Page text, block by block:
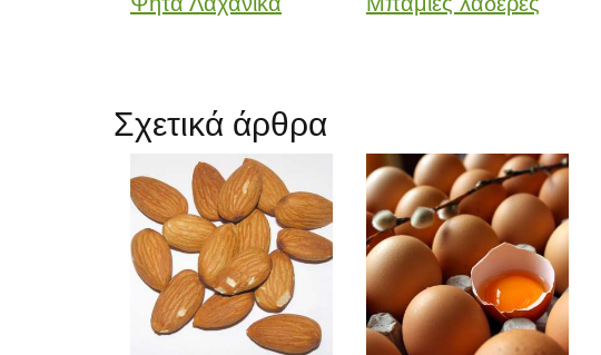
Σχετικά άρθρα